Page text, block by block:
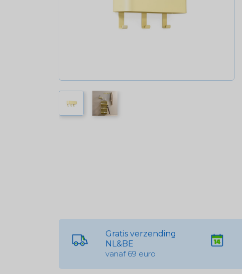
Gratis verzending
NL&BE
vanaf 69 euro